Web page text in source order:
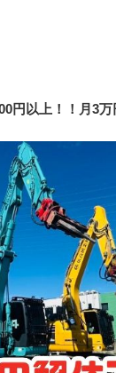
円以上！！月3